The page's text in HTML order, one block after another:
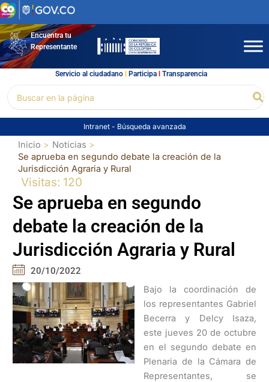
Ir
al
contenidoEncuentra tu
Representante
Servicio al ciudadano l Participal Transparencia
por:
Intranet - Búsqueda avanzada
Inicio
Noticias
Se aprueba en segundo debate la creación de la
Jurisdicción Agraria y Rural
Visitas: 120
Se aprueba en segundo
debate la creación de la
Jurisdicción Agraria y Rural
20/10/2022
Bajo la coordinación de
los representantes Gabriel
Becerra y Delcy Isaza,
este jueves 20 de octubre
en el segundo debate en
Plenaria de la Cámara de
Representantes, se